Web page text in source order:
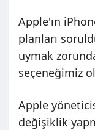
Apple'ın
planları
uymak
seçeneğimiz
Apple
değişiklik